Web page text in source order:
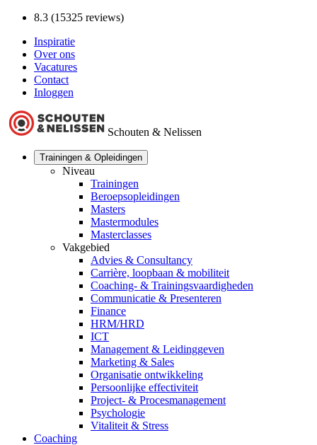
8.3 (15325 reviews)
Inspiratie
Over ons
Vacatures
Contact
Inloggen
Schouten & Nelissen
Trainingen & Opleidingen
Niveau
Trainingen
Beroepsopleidingen
Masters
Mastermodules
Masterclasses
Vakgebied
Advies & Consultancy
Carrière, loopbaan & mobiliteit
Coaching- & Trainingsvaardigheden
Communicatie & Presenteren
Finance
HRM/HRD
ICT
Management & Leidinggeven
Marketing & Sales
Organisatie ontwikkeling
Persoonlijke effectiviteit
Project- & Procesmanagement
Psychologie
Vitaliteit & Stress
Coaching